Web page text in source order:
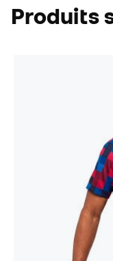
Produits